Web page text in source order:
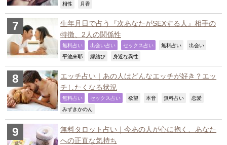
相性 月香
生年月日で占う『次あなたがSEXする人』相手の
特徴、2人の関係性
無料占い 出会い占い セックス占い 無料占い 出会い
平池来耶 縁結び 身近な異性
エッチ占い｜あの人はどんなエッチが好き？エッ
チしたくなる状況
無料占い セックス占い 欲望 本音 無料占い 恋愛
みずきかのん
無料タロット占い｜今あの人が心に抱く、あなた
への正直な気持ち